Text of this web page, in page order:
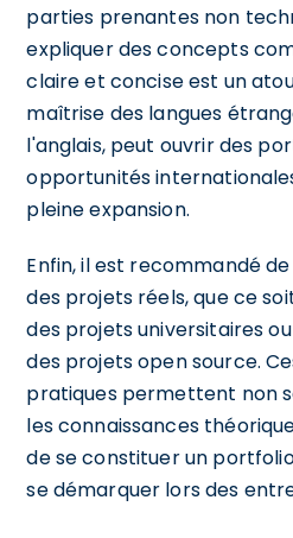
parties prenantes non
expliquer des concepts
claire et concise est un
maîtrise des langues
l'anglais, peut ouvrir des
opportunités
pleine expansion.
Enfin, il est recommandé
des projets réels, que ce
des projets universitaires
des projets open source.
pratiques permettent non
les connaissances
de se constituer un
se démarquer lors des